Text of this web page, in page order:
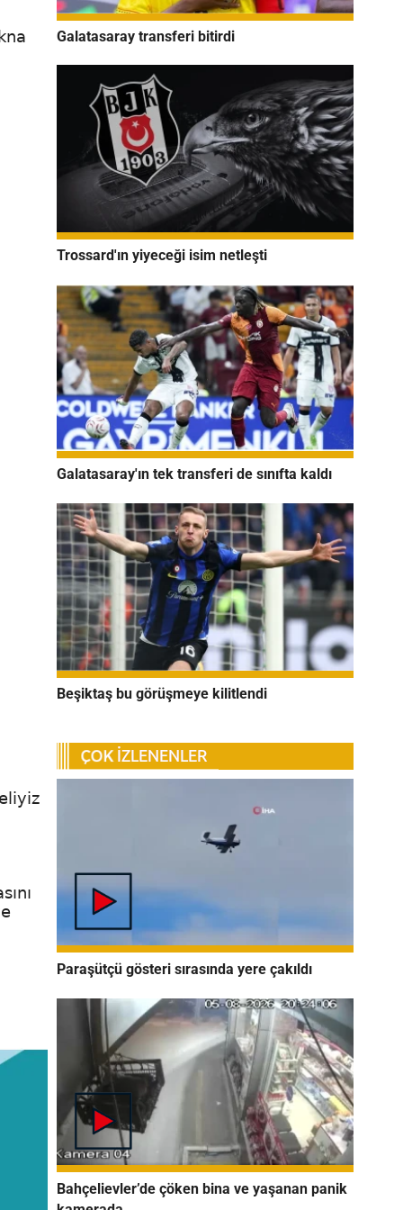
Galatasaray transferi bitirdi
Trossard'ın yiyeceği isim netleşti
Galatasaray'ın tek transferi de sınıfta kaldı
Beşiktaş bu görüşmeye kilitlendi
Paraşütçü gösteri sırasında yere çakıldı
Bahçelievler’de çöken bina ve yaşanan panik